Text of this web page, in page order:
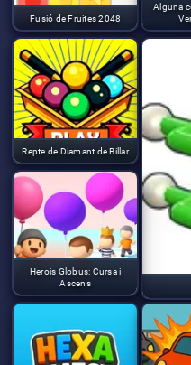
Fusió de Fruites 2048
Alguna
Repte de Diamant de Billar
Herois Globus: Cursa i
Ascens